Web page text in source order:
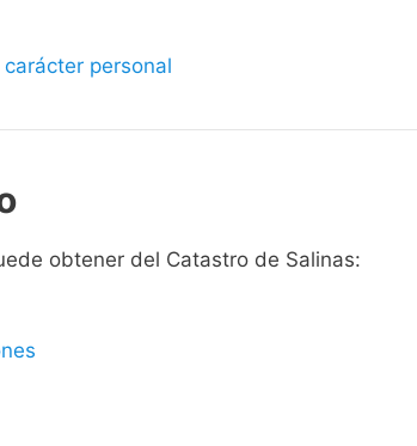
personal
obtener del Catastro de Salinas: